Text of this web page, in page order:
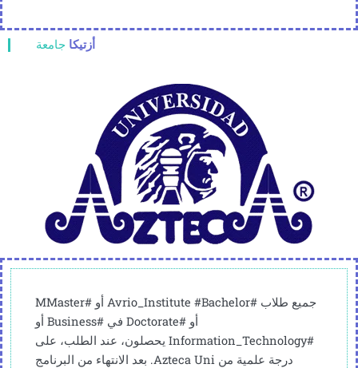
أزتيكا جامعة
جميع طلاب #Avrio_Institute #Bachelor أو #MMaster
أو #Doctorate في #Business أو
#Information_Technology يحصلون، عند الطلب، على
درجة علمية من Azteca Uni. بعد الانتهاء من البرنامج